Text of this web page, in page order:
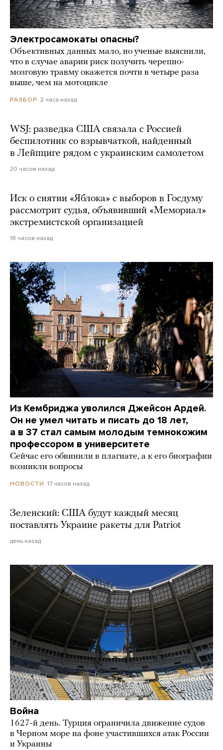
Электросамокаты опасны?
Объективных данных мало, но ученые выяснили,
что в случае аварии риск получить черепно-
мозговую травму окажется почти в четыре раза
выше, чем на мотоцикле
РАЗБОР 2 часа назад
WSJ: разведка США связала с Россией
беспилотник со взрывчаткой, найденный
в Лейпциге рядом с украинским самолетом
20 часов назад
Иск о снятии «Яблока» с выборов в Госдуму
рассмотрит судья, объявивший «Мемориал»
экстремистской организацией
18 часов назад
Из Кембриджа уволился Джейсон Ардей.
Он не умел читать и писать до 18 лет,
а в 37 стал самым молодым темнокожим
профессором в университете
Сейчас его обвинили в плагиате, а к его биографии
возникли вопросы
НОВОСТИ 17 часов назад
Зеленский: США будут каждый месяц
поставлять Украине ракеты для Patriot
день назад
Война
1627-й день. Турция ограничила движение судов
в Черном море на фоне участившихся атак России
и Украины